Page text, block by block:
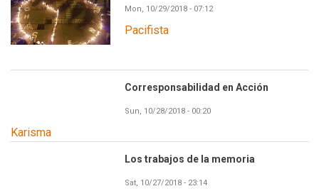
Mon, 10/29/2018 - 07:12
Pacifista
Corresponsabilidad en Acción
Sun, 10/28/2018 - 00:20
Karisma
Los trabajos de la memoria
Sat, 10/27/2018 - 23:14